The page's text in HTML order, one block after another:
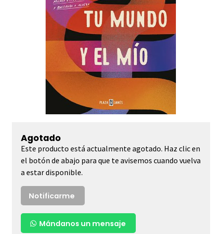
Agotado
Este producto está actualmente agotado. Haz clic en
el botón de abajo para que te avisemos cuando vuelva
a estar disponible.
Notificarme
Mándanos un mensaje